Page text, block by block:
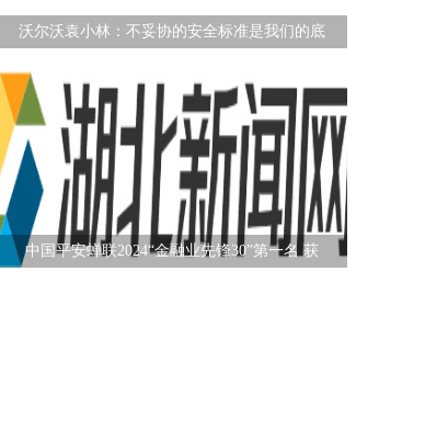
沃尔沃袁小林：不妥协的安全标准是我们的底
中国平安蝉联2024“金融业先锋30”第一名 获